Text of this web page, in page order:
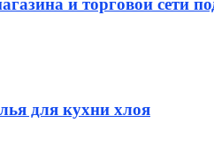
для кухни хлоя